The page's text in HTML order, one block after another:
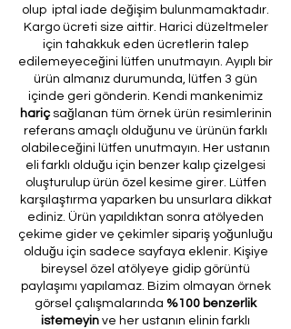
olup iptal iade değişim bulunmamaktadır.
Kargo ücreti size aittir. Harici düzeltmeler
için tahakkuk eden ücretlerin talep
edilemeyeceğini lütfen unutmayın. Ayıplı bir
ürün almanız durumunda, lütfen 3 gün
içinde geri gönderin. Kendi mankenimiz
hariçsağlanan tüm örnek ürün resimlerinin
referans amaçlı olduğunu ve ürünün farklı
olabileceğini lütfen unutmayın. Her ustanın
eli farklı olduğu için benzer kalıp çizelgesi
oluşturulup ürün özel kesime girer. Lütfen
karşılaştırma yaparken bu unsurlara dikkat
ediniz. Ürün yapıldıktan sonra atölyeden
çekime gider ve çekimler sipariş yoğunluğu
olduğu için sadece sayfaya eklenir. Kişiye
bireysel özel atölyeye gidip görüntü
paylaşımı yapılamaz. Bizim olmayan örnek
görsel çalışmalarında %100 benzerlik
istemeyin ve her ustanın elinin farklı